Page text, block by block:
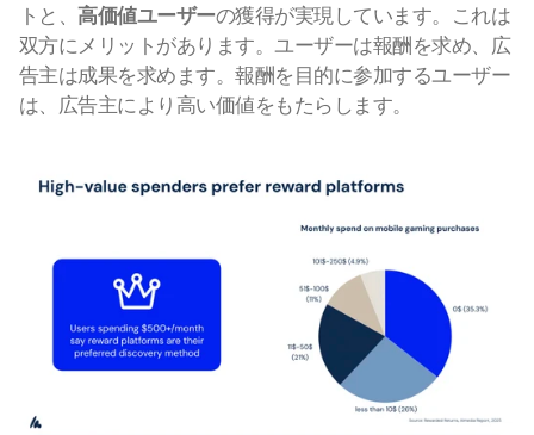
トと、高価値ユーザーの獲得が実現しています。これは
双方にメリットがあります。ユーザーは報酬を求め、広
告主は成果を求めます。報酬を目的に参加するユーザー
は、広告主により高い価値をもたらします。